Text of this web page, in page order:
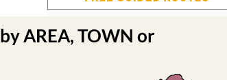
AREA, TOWN or